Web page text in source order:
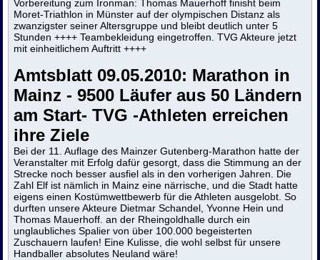
Vorbereitung zum Ironman: Thomas Mauerhoff finisht beim
Moret-Triathlon in Münster auf der olympischen Distanz als
zwanzigster seiner Altersgruppe und bleibt deutlich unter 5
Stunden ++++ Teambekleidung eingetroffen. TVG Akteure jetzt
mit einheitlichem Auftritt ++++
Amtsblatt 09.05.2010: Marathon in
Mainz - 9500 Läufer aus 50 Ländern
am Start- TVG -Athleten erreichen
ihre Ziele
Bei der 11. Auflage des Mainzer Gutenberg-Marathon hatte der
Veranstalter mit Erfolg dafür gesorgt, dass die Stimmung an der
Strecke noch besser ausfiel als in den vorherigen Jahren. Die
Zahl Elf ist nämlich in Mainz eine närrische, und die Stadt hatte
eigens einen Kostümwettbewerb für die Athleten ausgelobt. So
durften unsere Akteure Dietmar Schandel, Yvonne Hein und
Thomas Mauerhoff. an der Rheingoldhalle durch ein
unglaubliches Spalier von über 100.000 begeisterten
Zuschauern laufen! Eine Kulisse, die wohl selbst für unsere
Handballer absolutes Neuland wäre!